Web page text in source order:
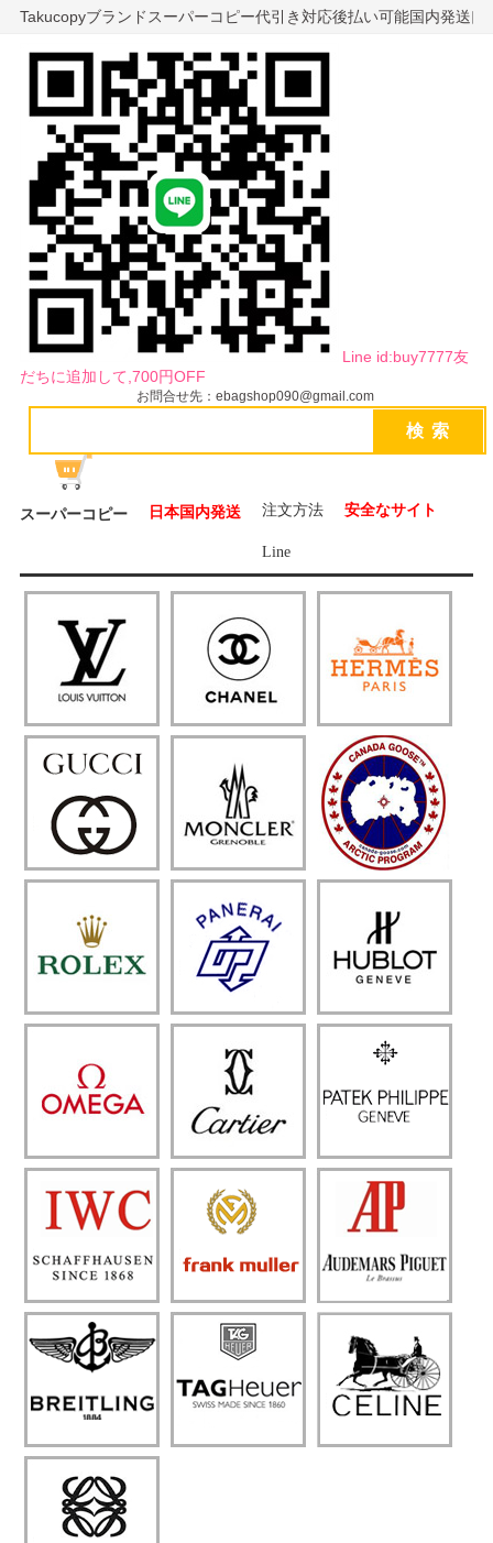
Takucopyブランドスーパーコピー代引き対応後払い可能国内発送
Line id:buy7777友
だちに追加して,700円OFF
お問合せ先：ebagshop090@gmail.com
スーパーコピー 日本国内発送 注文方法 安全なサイト
Line